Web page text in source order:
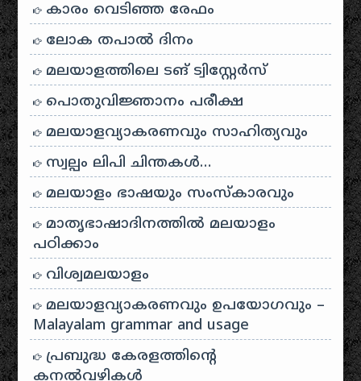
കാരം വെടിഞ്ഞ രേഫം
ലോക തപാൽ ദിനം
മലയാളത്തിലെ ടങ് ട്വിസ്റ്റേർസ്
പൊതുവിജ്ഞാനം പരീക്ഷ
മലയാളവ്യാകരണവും സാഹിത്യവും
സ്വല്പം ലിപി ചിന്തകൾ…
മലയാളം ഭാഷയും സംസ്കാരവും
മാതൃഭാഷാദിനത്തിൽ മലയാളം
പഠിക്കാം
വിശ്വമലയാളം
മലയാളവ്യാകരണവും ഉപയോഗവും –
Malayalam grammar and usage
പ്രബുദ്ധ കേരളത്തിന്റെ
കനൽവഴികൾ